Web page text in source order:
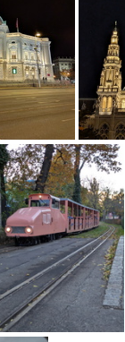
PXL 20251030 193536207